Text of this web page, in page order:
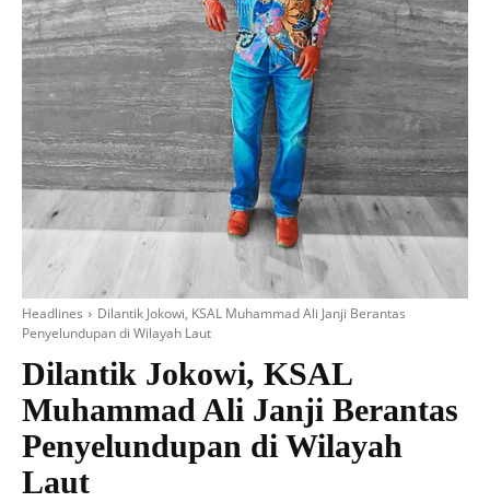
Headlines
Dilantik Jokowi, KSAL Muhammad Ali Janji Berantas
Penyelundupan di Wilayah Laut
Dilantik Jokowi, KSAL
Muhammad Ali Janji Berantas
Penyelundupan di Wilayah
Laut